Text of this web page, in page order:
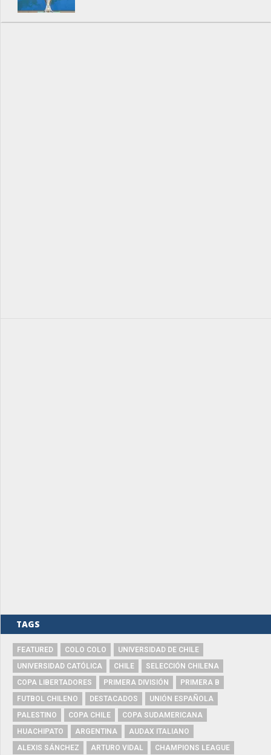
TAGS
FEATURED COLO COLO
UNIVERSIDAD DE CHILE
UNIVERSIDAD CATÓLICA
CHILE
SELECCIÓN CHILENA
COPA LIBERTADORES
PRIMERA DIVISIÓN
PRIMERA B
FUTBOL CHILENO
DESTACADOS
UNIÓN ESPAÑOLA
PALESTINO
COPA CHILE
COPA SUDAMERICANA
HUACHIPATO
ARGENTINA
AUDAX ITALIANO
ALEXIS SÁNCHEZ
ARTURO VIDAL
CHAMPIONS LEAGUE